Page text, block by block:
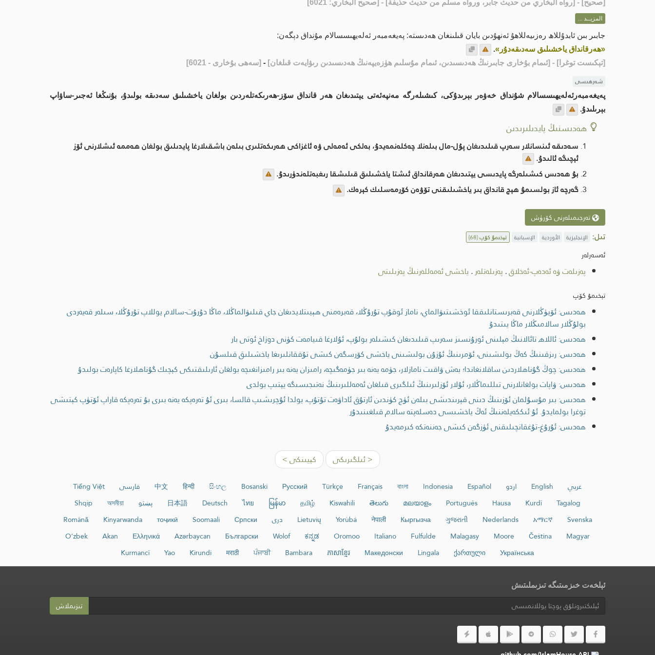
[صحيح] - [رواه البخاري من حديث جابر، ورواه مسلم من حديث حذيفة] - [صحيح البخاري: 6021]
المزيــد ...
جابىر بىن ئابدۇللاھ رەزىيەللاھۇ ئەنھۇدىن بايان قىلىنغان ھەدىستە: پەيغەمبەر ئەلەيھىسسالام مۇنداق دېگەن:
«ھەرقانداق ياخشىلىق سەدىقەدۇر».
[تېكىست توغرا] - [ئىمام بۇخارى جابىرنىڭ ھەدىسىدىن، ئىمام مۇسلىم ھۈزەيپەنىڭ ھەدىسىدىن رىۋايەت قىلغان] - [سەھى بۇخارى - 6021]
شەرھىسى
پەيغەمبەرئەلەيھىسسالام شۇنداق خەۋەر بېرىدۇكى، كىشىلەرگە مەنپەئەتى يېتىدىغان ھەر قانداق سۆز-ھەرىكەتلەردىن بولغان ياخشىلىق سەدىقە بولىدۇ، بۇنىڭغا ئەجىر-ساۋاپ
بېرىلىدۇ.
ھەدىسنىڭ پايدىلىرىدىن
سەدىقە ئىنسانلار سەرپ قىلىدىغان پۇل-مال بىلەنلا چەكلەنمەيدۇ، بەلكى ئەمەلى ۋە ئاغزاكى ھەرىكەتلىرى بىلەن باشقىلارغا پايدىلىق بولغان ھەممە ئىشلارنى ئۆز
ئېچىگە ئالىدۇ.
بۇ ھەدىس كىشىلەرگە پايدىسى يېتىدىغان ھەرقانداق ئىشتا ياخشىلىق قىلىشقا رىغبەتلەندۈرىدۇ.
گەرچە ئاز بولسىمۇ ھېچ قانداق بىر ياخشىلىقنى تۆۋەن كۆرمەسلىك كېرەك.
تەرجىمىلەرنى كۆرۈش
تىل: الإنجليزية الأوردية الإسبانية تېخىمۇ كۆپ(68)
ئەسەرلەر
پەزىلەت ۋە ئەدەپ-ئەخلاق. پەزىلەتلەر. ياخشى ئەمەللەرنىڭ پەزىلىتى
تېخىمۇ كۆپ
ھەدىس: ئۆيۈڭلارنى قەبرىستانلىققا ئوخشىتىۋالماي، ناماز ئوقۇپ تۇرۇڭلا، قەبرەمنى ھېيىتلايدىغان جاي قىلىۋالماڭلا، ماڭا دۇرۇت-سالام يوللاپ تۇرۇڭلا، سىلەر قەيەردى
بولۇڭلار سالامىڭلار ماڭا يىتىدۇ
ھەدىس: ئاللاھ تائالانىڭ مېلىنى ئورۇنسىز سەرىپ قىلىدىغان كىشىلەر بولۇپ، ئۇلارغا قىيامەت كۈنى دوزاخ ئوتى بار
ھەدىس: رىزقىنىڭ كەڭ بولىشىنى، ئۆمرىنىڭ ئۇزۇن بولىشىنى ياخشى كۆرسگەن كىشى تۇققانلىرىغا ياخشىلىق قىلسۇن
ھەدىس: چوڭ گۇناھلاردىن ساقلانغاندا؛ بەش ۋاقىت نامازلار، جۈمە يەنە بىر جۈمەگىچە، رامىزان يەنە بىر رامىزانغىچە بولغان ئارىلىقتىكى كېچىك گۇناھلارغا كاپارەت بولىدۇ
ھەدىس: ۋاپات بولغانلارنى تىللىماڭلار، ئۇلار ئۆزلىرىنىڭ ئىلگىرى قىلغان ئەمەللىرىنىڭ نەتىجىسىگە يېتىپ بولدى
ھەدىس: بىر مۇسۇلمان ئۆزىنىڭ دىنى قېرىندىشى بىلەن ئۈچ كۈندىن ئارتۇق ئاداۋەت تۇتۇپ، يولدا ئۇچرىشىپ قالسا، بىرى ئۇ تەرەپكە يەنە بىرى بۇ تەرەپكە قاراپ ئۆتۈپ كېتىشى
توغرا بولمايدۇ. ئۇ ئىككەيلەننىڭ ئەڭ ياخشىسى دەسلەپتە سالام قىلغىنىدۇر
ھەدىس: ئۇرۇغ-تۇغقانچىلىقنى ئۈزگەن كىشى جەننەتكە كىرمەيدۇ
< ئىلگىرىكى كېيىنكى >
عربي English اردو Español
Indonesia
বাংলা
Français
Türkçe
Русский
Bosanski
සිංහල
हिन्दी
中文 فارسی
Tiếng Việt
Tagalog
Kurdî
Hausa
Português
മലയാളം
తెలుగు
Kiswahili
தமிழ்
မြန်မာ
ไทย
Deutsch
日本語 پښتو অসমীয়া
Shqip
Svenska
አማርኛ
Nederlands
ગુજરાતી
Кыргызча
नेपाली
Yorùbá
Lietuvių دری Српски
Soomaali
тоҷикӣ
Kinyarwanda
Română
Magyar
Čeština
Moore
Malagasy
Fulfulde
Italiano
Oromoo
ಕನ್ನಡ
Wolof
Български
Azərbaycan
Ελληνικά
Akan
O‘zbek
Українська
ქართული
Lingala
Македонски
ភាសាខ្មែរ
Bambara
ਪੰਜਾਬੀ
मराठी
Kirundi
Yao
Kurmancî
ئېلخەت خىزمىتىگە تىزىملىتىش
تىزىملاش